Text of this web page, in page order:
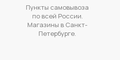
Пункты самовывоза
по всей России.
Магазины в Санкт-
Петербурге.